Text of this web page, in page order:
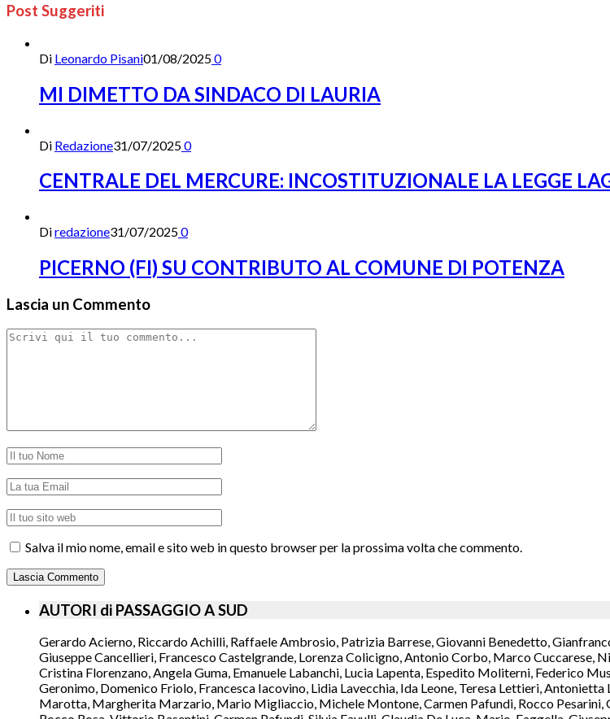
Post Suggeriti
Di Leonardo Pisani01/08/20250
MI DIMETTO DA SINDACO DI LAURIA
Di Redazione31/07/20250
CENTRALE DEL MERCURE: INCOSTITUZIONALE LA LEGGE
Diredazione31/07/20250
PICERNO (FI) SU CONTRIBUTO AL COMUNE DI POTENZA
Lascia un Commento
Salva il mio nome, email e sito web in questo browser per la prossima volta che commento.
AUTORI di PASSAGGIO A SUD
Gerardo Acierno, Riccardo Achilli, Raffaele Ambrosio, Patrizia Barrese, Giovanni Benedetto,
Giuseppe Cancellieri, Francesco Castelgrande, Lorenza Colicigno, Antonio Corbo, Marco Cuccarese,
Cristina Florenzano, Angela Guma, Emanuele Labanchi, Lucia Lapenta, Espedito Moliterni, Federico
Geronimo, Domenico Friolo, Francesca Iacovino, Lidia Lavecchia, Ida Leone, Teresa Lettieri,
Marotta, Margherita Marzario, Mario Migliaccio, Michele Montone, Carmen Pafundi, Rocco Pesarini,